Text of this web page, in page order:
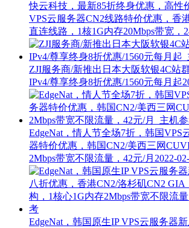
快云科技，最新85折终身优惠，高性
VPS云服务器CN2线路特价优惠，香
直连线路，1核1G内存20Mbps带宽，
ZJI服务商/新推出日本大阪软银4C站
IPv4/尊享终身8折优惠/1560元每月起
EdgeNat，情人节全场7折，韩国VPS
器特价优惠，韩国CN2/美西三网
2Mbps带宽不限流量，42元/月 2022-
EdgeNat，韩国原生IP VPS云服务器